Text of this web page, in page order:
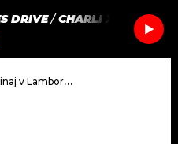
JAK
SEZNAM.CZ
DRIVE/CHARLI XCX WINK
a další celebrity, které neukazují jen své křivky, ale i svá drahá luxusní vozidla